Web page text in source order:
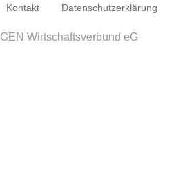
Kontakt Datenschutzerklärung
Wirtschaftsverbund eG